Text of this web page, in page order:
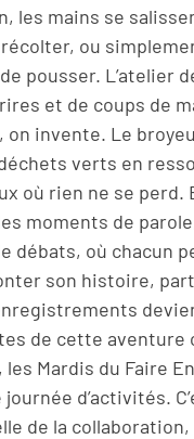
les mains se
ou
pousser. L’atelier
et de coups de
on invente. Le
verts en
où rien ne se perd.
moments de
débats, où chacun
son histoire,
de cette aventure
Mardis du Faire
journée d’activités.
de la collaboration,